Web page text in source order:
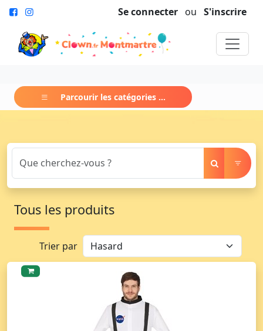
Se connecter ou S'inscrire
Parcourir les catégories ...
Tous les produits
Trier par